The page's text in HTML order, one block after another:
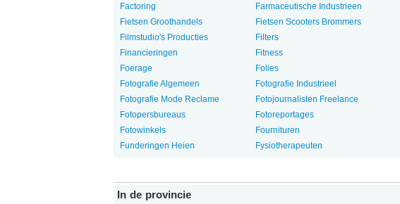
Factoring
Fietsen Groothandels
Filmstudio's Producties
Financieringen
Foerage
Fotografie Algemeen
Fotografie Mode Reclame
Fotopersbureaus
Fotowinkels
Funderingen Heien
Farmaceutische Industrieen
Fietsen Scooters Brommers
Filters
Fitness
Folies
Fotografie Industrieel
Fotojournalisten Freelance
Fotoreportages
Fournituren
Fysiotherapeuten
In de provincie